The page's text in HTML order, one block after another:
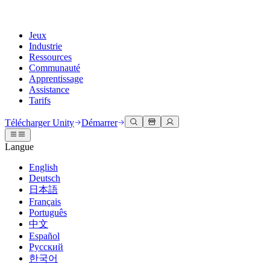
Jeux
Industrie
Ressources
Communauté
Apprentissage
Assistance
Tarifs
Moteur Unity
Créez des jeux 2D et 3D pour n'importe quelle plateforme
Collaboration
Collaborez et itérez rapidement avec votre équipe
Télécharger Unity
Offres et tarifs
Déployez
Multiplateforme
Collaboration 3D
Construisez et révisez des projets 3D en temps réel
Formation immersive
Entraînez-vous dans des environnements immersifs
Expériences client
Créez des expériences interactives 3D
Secteurs
Fabrication
Documentation
Outils de développement
Versions de publication et suivi des problèmes
Feuille de route
Examiner les fonctionnalités à venir
Glossaire
Discussions
Événements
Événements mondiaux et locaux
Histoires de la communauté
Made with Unity
Mise en avant des créateurs Unity
Unity Learn
Maîtrisez les compétences Unity gratuitement
Formation professionnelle
Améliorez votre équipe avec des formateurs Unity
Vous découvrez Unity ?
Démarrer
Démarrez votre apprentissage
Parcours essentiels Unity
Obtenir de l'aide
Vous aider à réussir avec Unity
Plans de succès
Atteignez vos objectifs plus rapidement avec un support expert
FAQ
Réponses aux questions courantes
Contactez-nous.
Connectez-vous avec notre équipe
Télécharger Unity Démarrer
Langue
English
Deutsch
日本語
Français
Português
中文
Español
Русский
한국어